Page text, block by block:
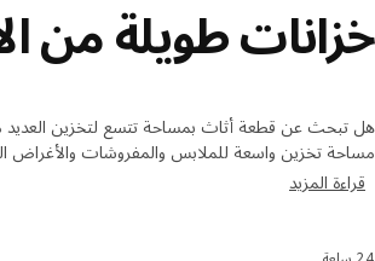
خزانات طويلة من
هل تبحث عن قطعة أثاث بمساحة تتسع لتخزين العديد من
مساحة تخزين واسعة للملابس والمفروشات
منظماً وخالياً من الفوضى. تصفح تشكيلة ايكيا واختر
قراءة المزيد